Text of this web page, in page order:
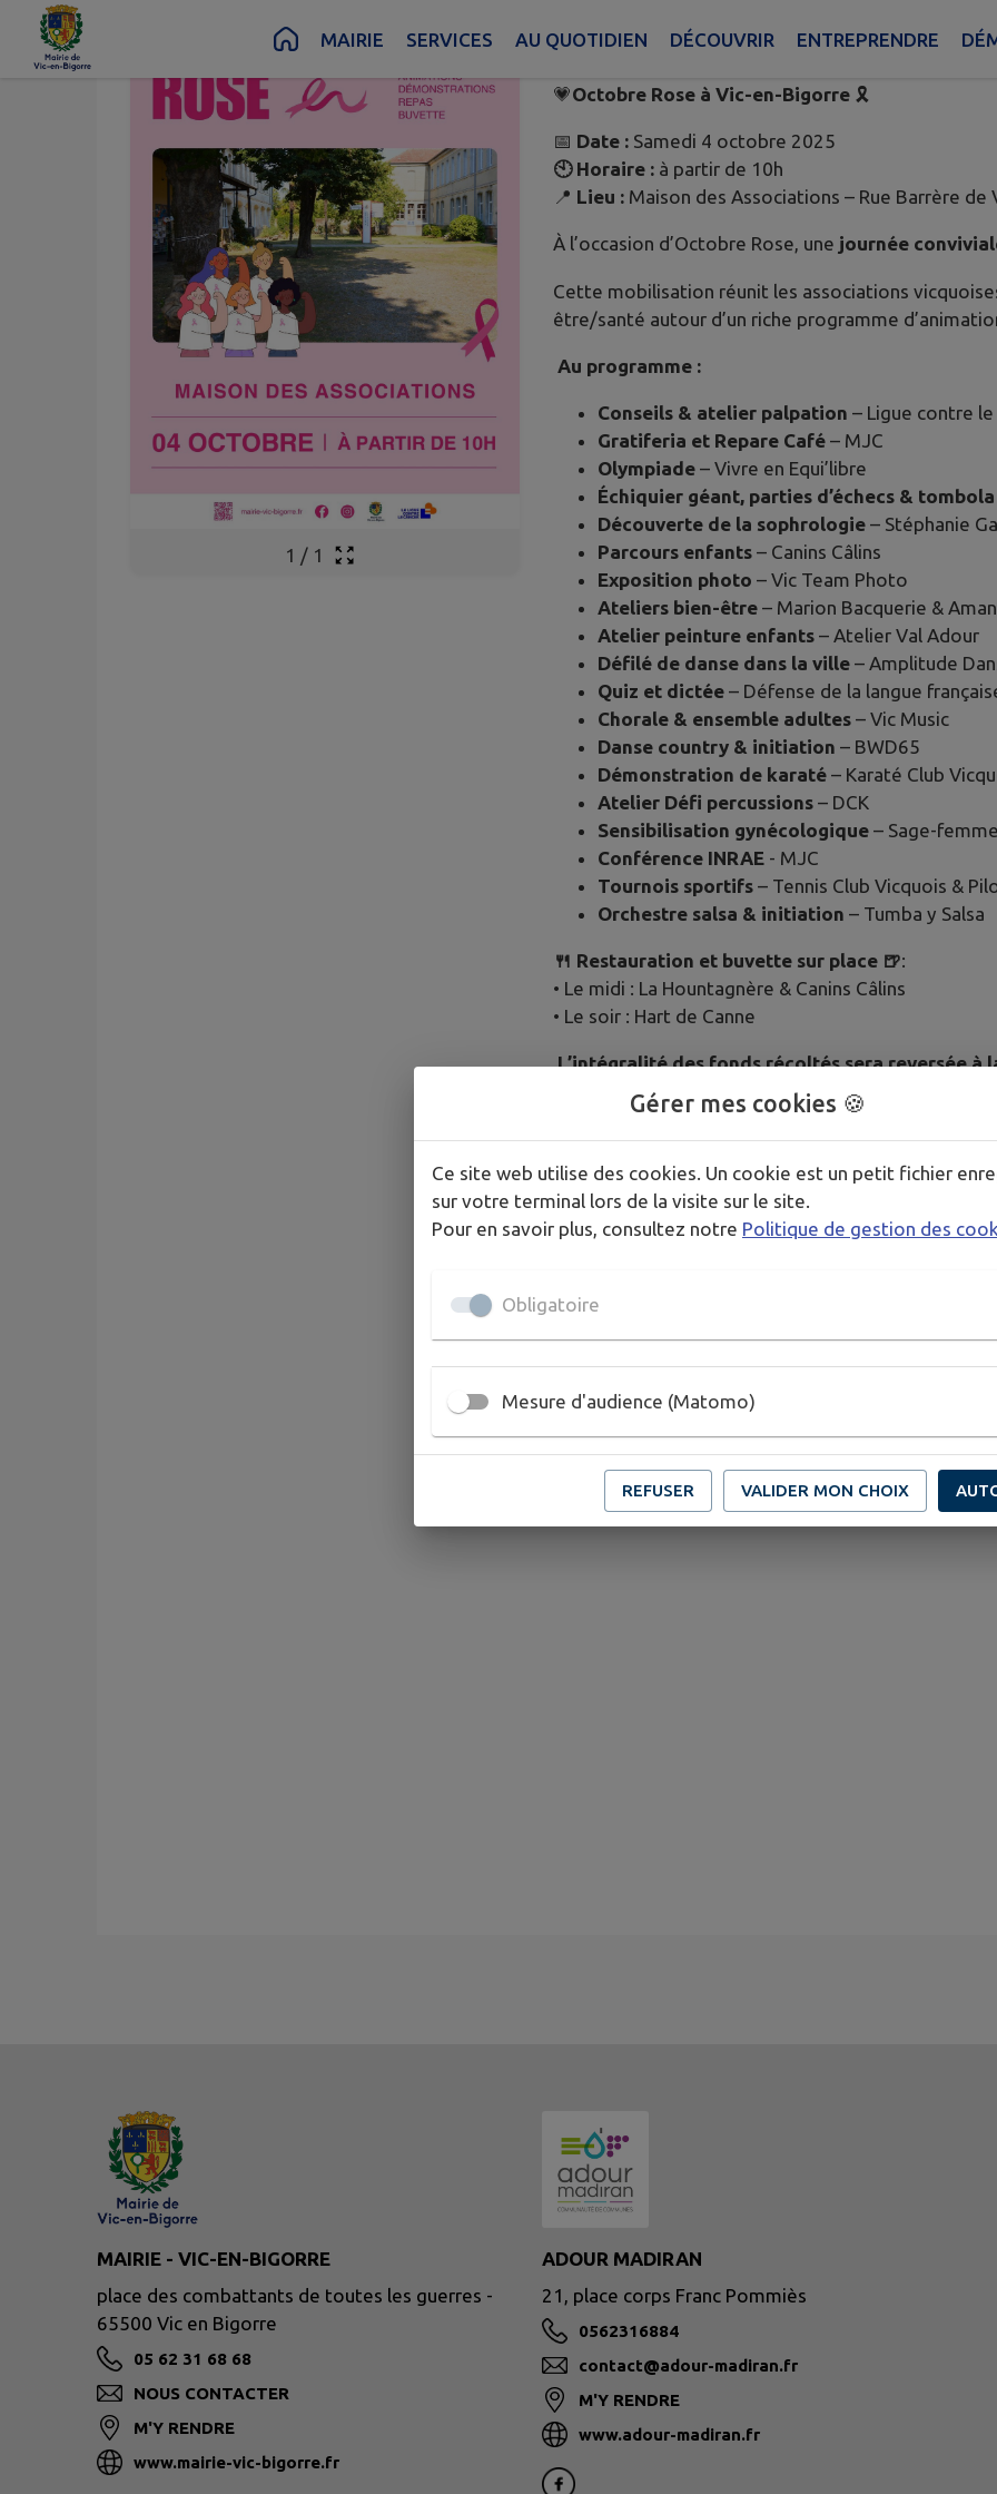
Contenu Recherche Pied de page
MAIRIE SERVICES AU QUOTIDIEN DÉCOUVRIR ENTREPRENDRE
1 / 1
Publié le mercredi 17 septembre 2025 - Vic-en-Bigorre
💗Octobre Rose à Vic-en-Bigorre 🎗️
📅 Date : Samedi 4 octobre 2025
🕙 Horaire : à partir de 10h
📍 Lieu : Maison des Associations – Rue Barrère de
À l’occasion d’Octobre Rose, une journée
Cette mobilisation réunit les associations
être/santé autour d’un riche programme
Au programme :
Conseils & atelier palpation – Ligue contre le
Gratiferia et Repare Café – MJC
Olympiade – Vivre en Equi’libre
Échiquier géant, parties d’échecs & tombola
Découverte de la sophrologie – Stéphanie
Parcours enfants – Canins Câlins
Exposition photo – Vic Team Photo
Ateliers bien-être – Marion Bacquerie &
Atelier peinture enfants – Atelier Val Adour
Défilé de danse dans la ville – Amplitude
Quiz et dictée – Défense de la langue
Chorale & ensemble adultes – Vic Music
Danse country & initiation – BWD65
Démonstration de karaté – Karaté Club
Atelier Défi percussions – DCK
Sensibilisation gynécologique – Sage-
Conférence INRAE - MJC
Tournois sportifs – Tennis Club Vicquois &
Orchestre salsa & initiation – Tumba y Salsa
🍴 Restauration et buvette sur place 🍺:
• Le midi : La Hountagnère & Canins Câlins
• Le soir : Hart de Canne
L’intégralité des fonds récoltés sera reversée à
Venez nombreuses et nombreux pour vous
lutte contre le cancer du sein.
#OctobreRose #VicEnBigorre #Solidarité
MAIRIE - VIC-EN-BIGORRE
place des combattants de toutes les guerres -
65500 Vic en Bigorre
05 62 31 68 68
NOUS CONTACTER
M'Y RENDRE
www.mairie-vic-bigorre.fr
ADOUR MADIRAN
21, place corps Franc Pommiès
0562316884
contact@adour-madiran.fr
M'Y RENDRE
www.adour-madiran.fr
Gérer mes cookies 🍪
Ce site web utilise des cookies. Un cookie est un petit fichier
sur votre terminal lors de la visite sur le site.
Pour en savoir plus, consultez notre Politique de gestion des
Obligatoire
Mesure d'audience (Matomo)
REFUSER VALIDER MON CHOIX